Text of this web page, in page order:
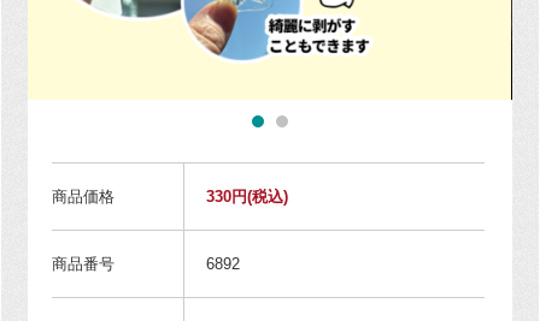
商品価格 330円(税込)
商品番号 6892